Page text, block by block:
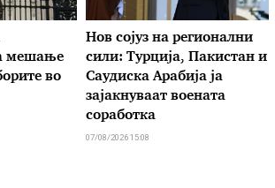
мешање
во
Нов сојуз на регионални
сили: Турција, Пакистан и
Саудиска Арабија ја
зајакнуваат воената
соработка
07/08/2026 15:08